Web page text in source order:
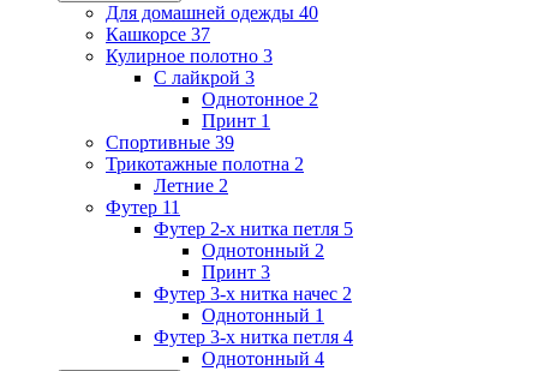
Для домашней одежды 40
Кашкорсе 37
Кулирное полотно 3
С лайкрой 3
Однотонное 2
Принт 1
Спортивные 39
Трикотажные полотна 2
Летние 2
Футер 11
Футер 2-х нитка петля 5
Однотонный 2
Принт 3
Футер 3-х нитка начес 2
Однотонный 1
Футер 3-х нитка петля 4
Однотонный 4